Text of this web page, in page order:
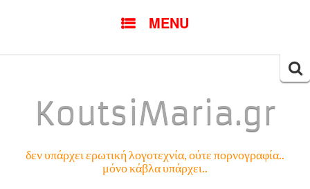
MENU
KoutsiMaria.gr
δεν υπάρχει ερωτική λογοτεχνία, ούτε πορνογραφία..
μόνο κάβλα υπάρχει..